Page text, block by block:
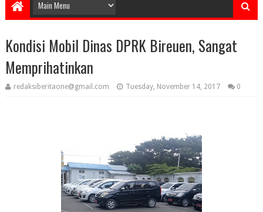
Kondisi Mobil Dinas DPRK Bireuen, Sangat
Memprihatinkan
redaksiberitaone@gmail.com Tuesday, November 14, 2017 0